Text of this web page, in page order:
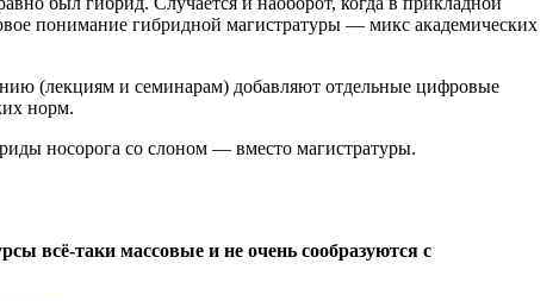
понимание гибридной магистратуры — микс академических
(лекциям и семинарам) добавляют отдельные цифровые
норм.
носорога со слоном — вместо магистратуры.
всё-таки массовые и не очень сообразуются с